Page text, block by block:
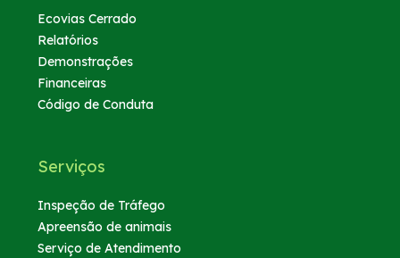
Ecovias Cerrado
Relatórios
Demonstrações
Financeiras
Código de Conduta
Serviços
Inspeção de Tráfego
Apreensão de animais
Serviço de Atendimento